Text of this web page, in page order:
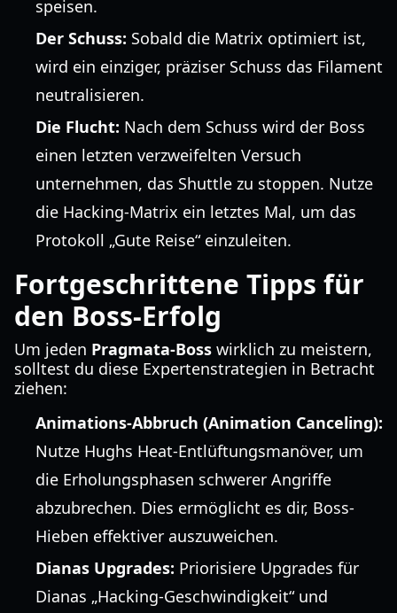
speisen.
Der Schuss: Sobald die Matrix optimiert ist,
wird ein einziger, präziser Schuss das Filament
neutralisieren.
Die Flucht: Nach dem Schuss wird der Boss
einen letzten verzweifelten Versuch
unternehmen, das Shuttle zu stoppen. Nutze
die Hacking-Matrix ein letztes Mal, um das
Protokoll „Gute Reise“ einzuleiten.
Fortgeschrittene Tipps für
den Boss-Erfolg
Um jeden Pragmata-Boss wirklich zu meistern,
solltest du diese Expertenstrategien in Betracht
ziehen:
Animations-Abbruch (Animation Canceling):
Nutze Hughs Heat-Entlüftungsmanöver, um
die Erholungsphasen schwerer Angriffe
abzubrechen. Dies ermöglicht es dir, Boss-
Hieben effektiver auszuweichen.
Dianas Upgrades: Priorisiere Upgrades für
Dianas „Hacking-Geschwindigkeit“ und